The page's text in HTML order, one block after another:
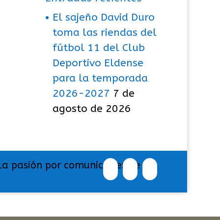
El sajeño David Duro
toma las riendas del
fútbol 11 del Club
Deportivo Eldense
para la temporada
2026-2027 7 de
agosto de 2026
pasión por comunicar exige